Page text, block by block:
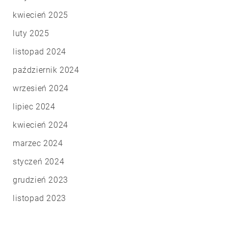
kwiecień 2025
luty 2025
listopad 2024
październik 2024
wrzesień 2024
lipiec 2024
kwiecień 2024
marzec 2024
styczeń 2024
grudzień 2023
listopad 2023